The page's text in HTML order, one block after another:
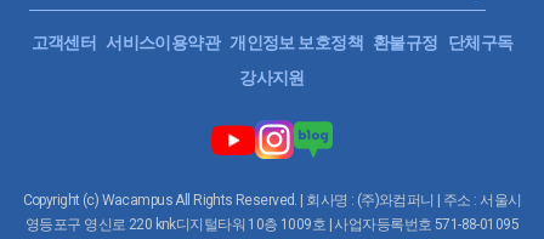
고객센터 서비스이용약관 개인정보 보호정책 환불규정
단체구독
강사지원
Copyright (c) Wacampus All Rights Reserved. | 회사명 : (주)와컴퍼니 | 주소 : 서울시
영등포구 영신로 220 knk디지털타워 10층 1009호 | 사업자등록번호 571-88-01095